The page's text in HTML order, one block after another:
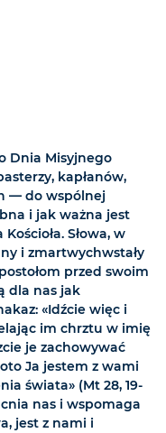
Dnia Misyjnego
kapłanów,
— do wspólnej
i jak ważna jest
Słowa, w
i zmartwychwstały
przed swoim
dla nas jak
«Idźcie więc i
im chrztu w imię
je zachowywać
Ja jestem z wami
świata» (Mt 28, 19-
nas i wspomaga
jest z nami i